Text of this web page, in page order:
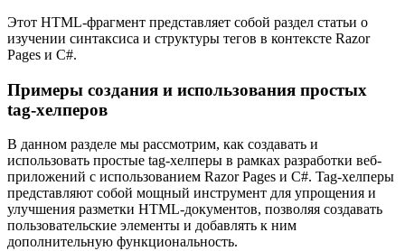
Этот HTML-фрагмент представляет собой раздел статьи о
изучении синтаксиса и структуры тегов в контексте Razor
Pages и C#.
Примеры создания и использования простых
tag-хелперов
В данном разделе мы рассмотрим, как создавать и
использовать простые tag-хелперы в рамках разработки веб-
приложений с использованием Razor Pages и C#. Tag-хелперы
представляют собой мощный инструмент для упрощения и
улучшения разметки HTML-документов, позволяя создавать
пользовательские элементы и добавлять к ним
дополнительную функциональность.